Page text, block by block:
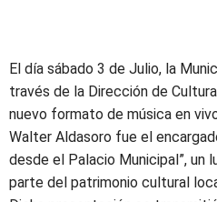
El día sábado 3 de Julio, la
través de la Dirección de
nuevo formato de música en
Walter Aldasoro fue el
desde el Palacio Municipal”, un
parte del patrimonio cultural